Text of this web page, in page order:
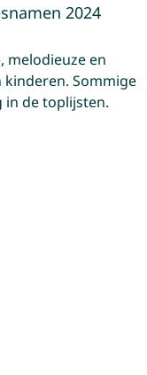
2024
melodieuze en
Sommige
in de toplijsten.